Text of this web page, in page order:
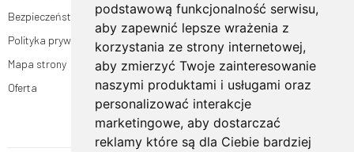
podstawową funkcjonalność serwisu,
aby zapewnić lepsze wrażenia z
korzystania ze strony internetowej,
aby zmierzyć Twoje zainteresowanie
naszymi produktami i usługami oraz
personalizować interakcje
marketingowe, aby dostarczać
reklamy które są dla Ciebie bardziej
Bezpieczeństwo płatności
Polityka prywatności
Mapa strony
Oferta